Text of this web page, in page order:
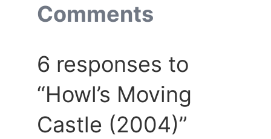
Comments
6 responses to
“Howl’s Moving
Castle (2004)”